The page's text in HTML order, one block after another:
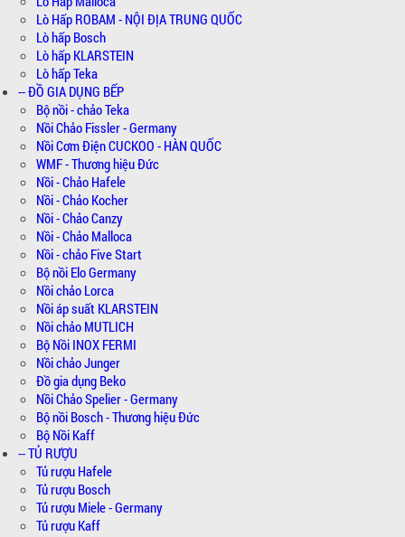
Lò Hấp ROBAM - NỘI ĐỊA TRUNG QUỐC
Lò hấp Bosch
Lò hấp KLARSTEIN
Lò hấp Teka
-- ĐỒ GIA DỤNG BẾP
Bộ nồi - chảo Teka
Nồi Chảo Fissler - Germany
Nồi Cơm Điện CUCKOO - HÀN QUỐC
WMF - Thương hiệu Đức
Nồi - Chảo Hafele
Nồi - Chảo Kocher
Nồi - Chảo Canzy
Nồi - Chảo Malloca
Nồi - chảo Five Start
Bộ nồi Elo Germany
Nồi chảo Lorca
Nồi áp suất KLARSTEIN
Nồi chảo MUTLICH
Bộ Nồi INOX FERMI
Nồi chảo Junger
Đồ gia dụng Beko
Nồi Chảo Spelier - Germany
Bộ nồi Bosch - Thương hiệu Đức
Bộ Nồi Kaff
-- TỦ RƯỢU
Tủ rượu Hafele
Tủ rượu Bosch
Tủ rượu Miele - Germany
Tủ rượu Kaff